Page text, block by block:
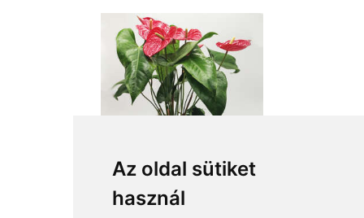
Az oldal sütiket
használ